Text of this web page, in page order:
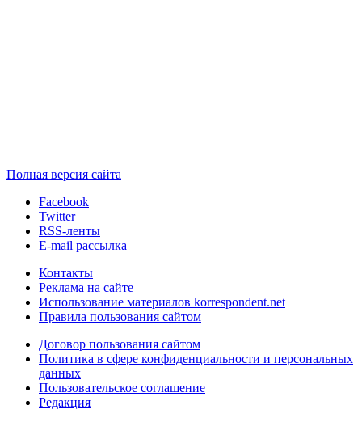
Полная версия сайта
Facebook
Twitter
RSS-ленты
E-mail рассылка
Контакты
Реклама на сайте
Использование материалов korrespondent.net
Правила пользования сайтом
Договор пользования сайтом
Политика в сфере конфиденциальности и персональных
данных
Пользовательское соглашение
Редакция